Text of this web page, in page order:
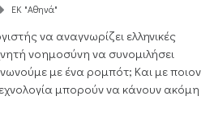
ΕΚ "Αθηνά"
να αναγνωρίζει ελληνικές
νοημοσύνη να συνομιλήσει
με ένα ρομπότ; Και με ποιον
μπορούν να κάνουν ακόμη